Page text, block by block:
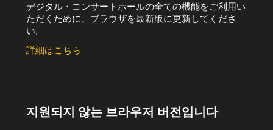
デジタル・コンサートホールの全ての機能をご利用い
ただくために、ブラウザを最新版に更新してくださ
い。
詳細はこちら
지원되지 않는 브라우저 버전입니다